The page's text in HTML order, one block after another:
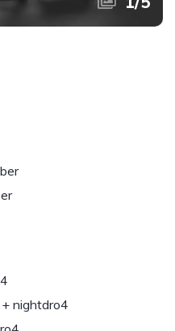
nightdro4